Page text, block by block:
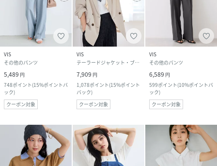
VIS
その他のパンツ
5,489 円
748ポイント(15%ポイントバ
ック)
クーポン対象
VIS
テーラードジャケット・ブレザー
7,909 円
1,078ポイント(15%ポイント
バック)
クーポン対象
VIS
その他のパンツ
6,589 円
599ポイント(10%ポイントバ
ック)
クーポン対象